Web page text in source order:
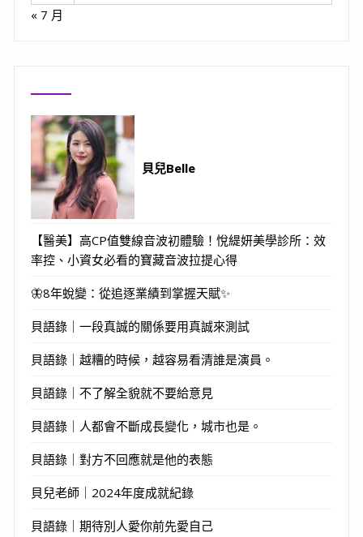
« 7 月
貝兒Belle
【醫美】高CP值雙線音波初體驗！悅緹妍美學診所：效
率控、小資女必看的寶藏音波拉提心得
🦋8年蛻變：從追逐業績到掌握天賦✨
貝語錄｜一段真誠的關係要用真誠來測試
貝語錄｜越糟的時候，越容易看清誰是演員。
貝語錄｜不了解全貌就不要給意見
貝語錄｜人都會不斷成長變化，城市也是。
貝語錄｜對方不回應就是他的表態
貝兒老師｜2024年度成就紀錄
貝語錄｜期待別人愛你前先愛自己